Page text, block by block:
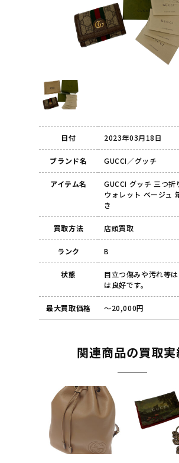
日付 2023年03月18日
ブランド名 GUCCI／グッチ
アイテム名
GUCCI グッチ 三つ折
ウォレット ベージュ
き
買取方法 店頭買取
ランク B
状態
目立つ傷みや汚れ等
は良好です。
最大買取価格 ～20,000円
関連商品の買取実